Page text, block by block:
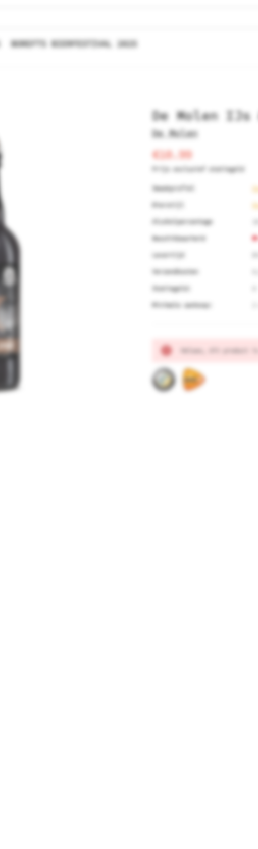
BOREFTS BIERFESTIVAL 2025
De Molen
De Molen
€10.99
Prijs exclusief statiegeld
Smaakprofiel
Bierstijl
Alcoholpercentage
Beschikbaarheid
Levertijd
Verzendkosten
Statiegeld:
Minimale aankoop:
Huidige
voorraad:Helaas, dit product is